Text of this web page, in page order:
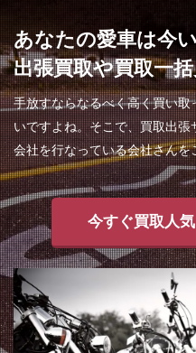
あなたの愛車は今
出張買取や買取一
手放すならなるべく高く買い
いですよね。そこで、買取出
会社を行なっている会社さんを
今すぐ買取人